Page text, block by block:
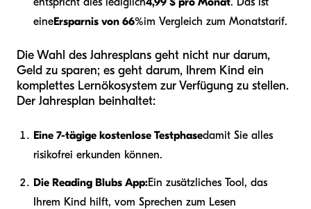
eineErsparnis von 66%im Vergleich zum Monatstarif.
Die Wahl des Jahresplans geht nicht nur darum,
Geld zu sparen; es geht darum, Ihrem Kind ein
komplettes Lernökosystem zur Verfügung zu stellen.
Der Jahresplan beinhaltet:
Eine 7-tägige kostenlose Testphasedamit Sie alles
risikofrei erkunden können.
Die Reading Blubs App:Ein zusätzliches Tool, das
Ihrem Kind hilft, vom Sprechen zum Lesen